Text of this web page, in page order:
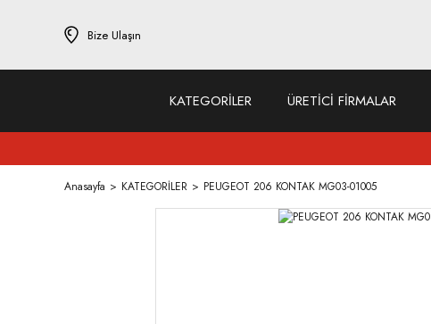
Bize Ulaşın
KATEGORİLER ÜRETİCİ FİRMALAR
Anasayfa KATEGORİLER PEUGEOT 206 KONTAK MG03-01005